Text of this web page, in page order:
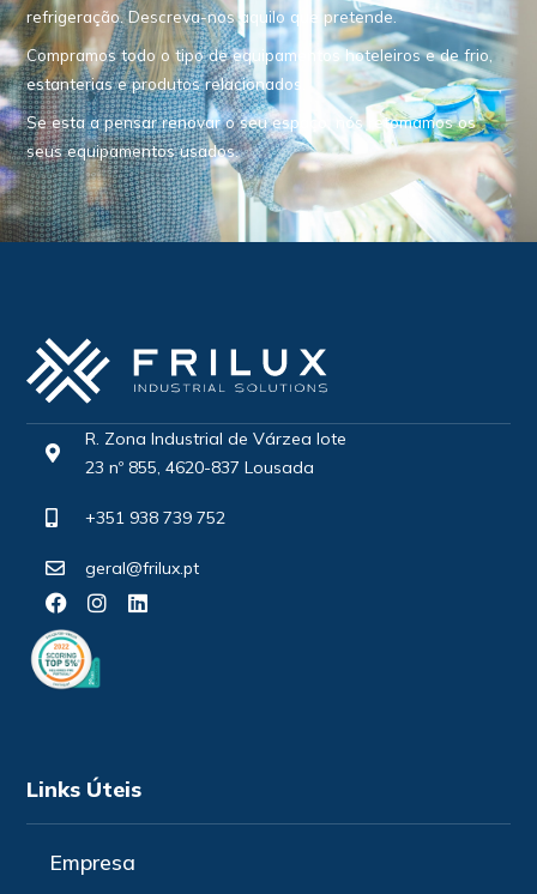
refrigeração. Descreva-nos aquilo que pretende.
Compramos todo o tipo de equipamentos hoteleiros e de frio,
estanterias e produtos relacionados.
Se esta a pensar renovar o seu espaço, nós retomamos os
seus equipamentos usados.
R. Zona Industrial de Várzea lote
23 nº 855, 4620-837 Lousada
+351 938 739 752
geral@frilux.pt
Links Úteis
Empresa